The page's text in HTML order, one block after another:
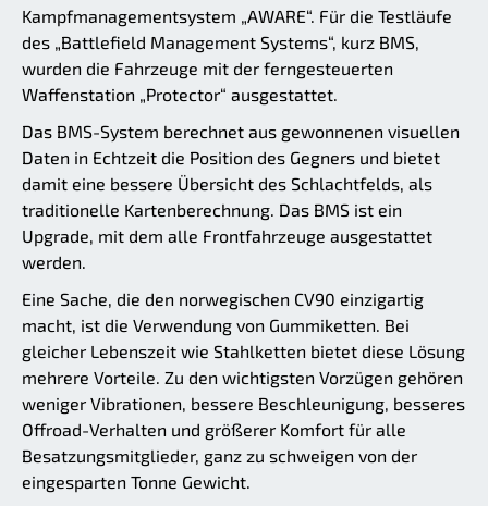
Kampfmanagementsystem „AWARE“. Für die Testläufe
des „Battlefield Management Systems“, kurz BMS,
wurden die Fahrzeuge mit der ferngesteuerten
Waffenstation „Protector“ ausgestattet.
Das BMS-System berechnet aus gewonnenen visuellen
Daten in Echtzeit die Position des Gegners und bietet
damit eine bessere Übersicht des Schlachtfelds, als
traditionelle Kartenberechnung. Das BMS ist ein
Upgrade, mit dem alle Frontfahrzeuge ausgestattet
werden.
Eine Sache, die den norwegischen CV90 einzigartig
macht, ist die Verwendung von Gummiketten. Bei
gleicher Lebenszeit wie Stahlketten bietet diese Lösung
mehrere Vorteile. Zu den wichtigsten Vorzügen gehören
weniger Vibrationen, bessere Beschleunigung, besseres
Offroad-Verhalten und größerer Komfort für alle
Besatzungsmitglieder, ganz zu schweigen von der
eingesparten Tonne Gewicht.